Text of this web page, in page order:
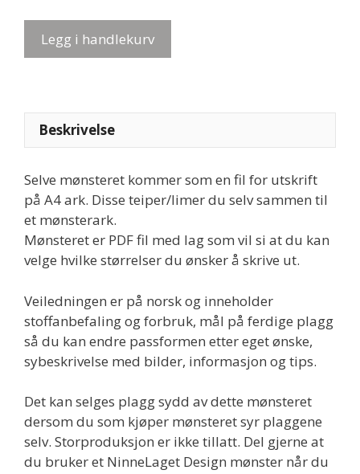
mønster
strl
86-
128
Legg i handlekurv
Beskrivelse
Selve mønsteret kommer som en fil for utskrift
på A4 ark. Disse teiper/limer du selv sammen til
et mønsterark.
Mønsteret er PDF fil med lag som vil si at du kan
velge hvilke størrelser du ønsker å skrive ut.
Veiledningen er på norsk og inneholder
stoffanbefaling og forbruk, mål på ferdige plagg
så du kan endre passformen etter eget ønske,
sybeskrivelse med bilder, informasjon og tips.
Det kan selges plagg sydd av dette mønsteret
dersom du som kjøper mønsteret syr plaggene
selv. Storproduksjon er ikke tillatt. Del gjerne at
du bruker et NinneLaget Design mønster når du